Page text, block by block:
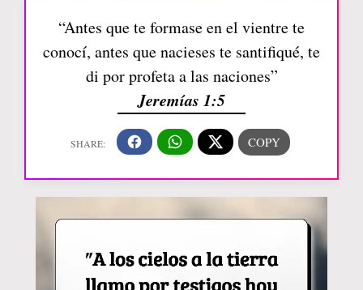
“Antes que te formase en el vientre te
conocí, antes que nacieses te santifiqué, te
di por profeta a las naciones”
Jeremías 1:5